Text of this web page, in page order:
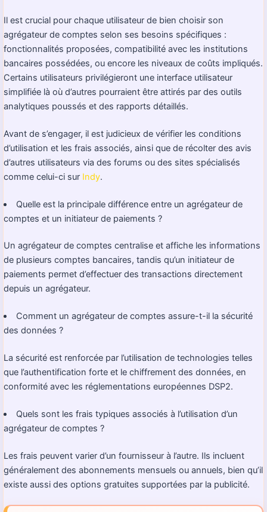
Il est crucial pour chaque utilisateur de bien choisir son
agrégateur de comptes selon ses besoins spécifiques :
fonctionnalités proposées, compatibilité avec les institutions
bancaires possédées, ou encore les niveaux de coûts impliqués.
Certains utilisateurs privilégieront une interface utilisateur
simplifiée là où d’autres pourraient être attirés par des outils
analytiques poussés et des rapports détaillés.
Avant de s’engager, il est judicieux de vérifier les conditions
d’utilisation et les frais associés, ainsi que de récolter des avis
d’autres utilisateurs via des forums ou des sites spécialisés
comme celui-ci sur Indy.
Quelle est la principale différence entre un agrégateur de
comptes et un initiateur de paiements ?
Un agrégateur de comptes centralise et affiche les informations
de plusieurs comptes bancaires, tandis qu’un initiateur de
paiements permet d’effectuer des transactions directement
depuis un agrégateur.
Comment un agrégateur de comptes assure-t-il la sécurité
des données ?
La sécurité est renforcée par l’utilisation de technologies telles
que l’authentification forte et le chiffrement des données, en
conformité avec les réglementations européennes DSP2.
Quels sont les frais typiques associés à l’utilisation d’un
agrégateur de comptes ?
Les frais peuvent varier d’un fournisseur à l’autre. Ils incluent
généralement des abonnements mensuels ou annuels, bien qu’il
existe aussi des options gratuites supportées par la publicité.